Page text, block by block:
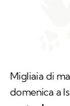
Migliaia di
domenica a